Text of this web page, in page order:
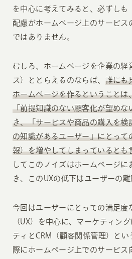
を中心に考えてみると、必ずしも
配慮がホームページ上のサービス
ではありません。
むしろ、ホームページを企業の経
ス）ととらえるのならば、 誰にも
ホームページを作るということは
「前提知識のない顧客化が望めな
き、「サービスや商品の購入を検
の知識があるユーザー」にとって
報）を増やしてしまっているとも
してこのノイズはホームページに
き、このUXの低下はユーザーの離
今回はユーザーにとっての満足度
（UX）を中心に、マーケティン
ティとCRM（顧客関係管理）と
際にホームページ上でのサービス